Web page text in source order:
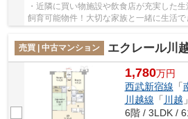
・近隣に買い物施設や飲食店が充実した
飼育可能物件！大切な家族と一緒に生活
売買 | 中古マンション
エクレール川
1,780万円
西武新宿線 「
川越線 「 川越
6階 / 3LDK /